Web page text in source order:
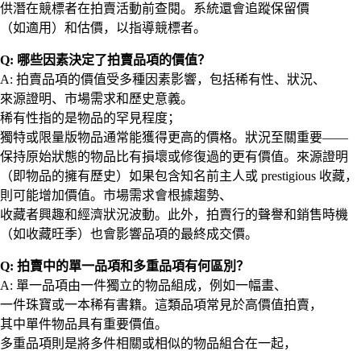
供潛在競標者在拍賣活動前查閱。系統還會追蹤保留價
（如適用）和估價，以指導競標者。
Q: 哪些因素決定了拍賣品項的價值？
A: 拍賣品項的價值受多種因素影響，包括稀有性、狀況、
來源證明、市場需求和歷史意義。
稀有性指的是物品的罕見程度；
獨特或限量版物品通常能獲得更高的價格。狀況至關重要——
保持原始狀態的物品比有損壞或修復過的更有價值。來源證明
（即物品的擁有歷史）如果包含知名前主人或 prestigious 收藏，
則可能增加價值。市場需求會根據趨勢、
收藏者興趣和經濟狀況波動。此外，拍賣行的聲譽和銷售時機
（如收藏旺季）也會影響品項的最終成交價。
Q: 拍賣中的單一品項和多重品項有何區別？
A: 單一品項由一件獨立的物品組成，例如一幅畫、
一件珠寶或一本稀有書籍。這類品項常見於高價值拍賣，
其中單件物品具有重要價值。
多重品項則是將多件相關或相似的物品組合在一起，